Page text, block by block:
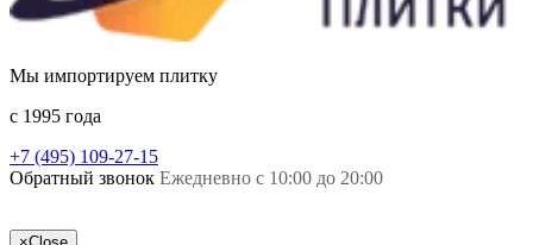
Мы импортируем плитку
c 1995 года
+7 (495) 109-27-15
Обратный звонок Ежедневно с 10:00 до 20:00